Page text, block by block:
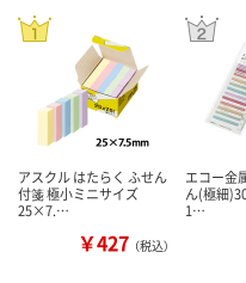
アスクル はたらく ふせん
付箋 極小ミニサイズ
25×7.…
￥427 （税込）
エコー金
ん(極細
1…